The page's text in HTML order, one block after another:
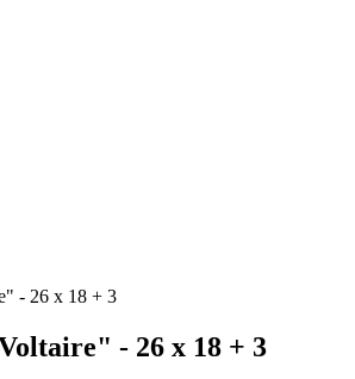
- 26 x 18 + 3